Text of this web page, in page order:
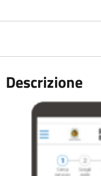
Descrizione